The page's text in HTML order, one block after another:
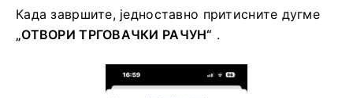
Када завршите, једноставно притисните дугме
„ОТВОРИ ТРГОВАЧКИ РАЧУН“ .